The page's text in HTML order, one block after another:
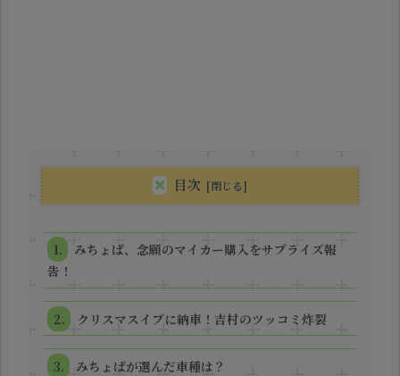
目次
みちょぱ、念願のマイカー購入をサプライズ報
告！
クリスマスイブに納車！吉村のツッコミ炸裂
みちょぱが選んだ車種は？